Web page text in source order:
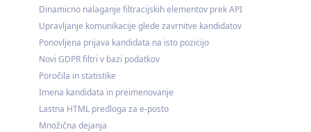
Dinamicno nalaganje filtracijskih elementov prek API
Upravljanje komunikacije glede zavrnitve kandidatov
Ponovljena prijava kandidata na isto pozicijo
Novi GDPR filtri v bazi podatkov
Poročila in statistike
Imena kandidata in preimenovanje
Lastna HTML predloga za e-posto
Množična dejanja